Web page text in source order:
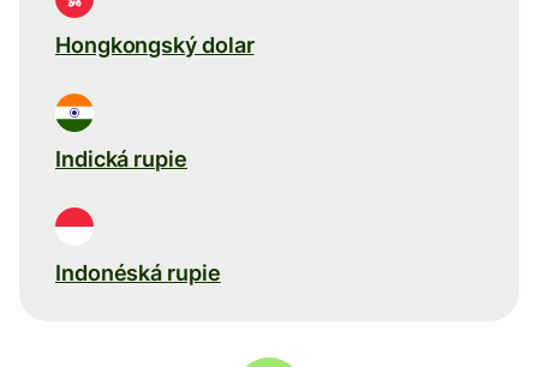
Hongkongský dolar
Indická rupie
Indonéská rupie